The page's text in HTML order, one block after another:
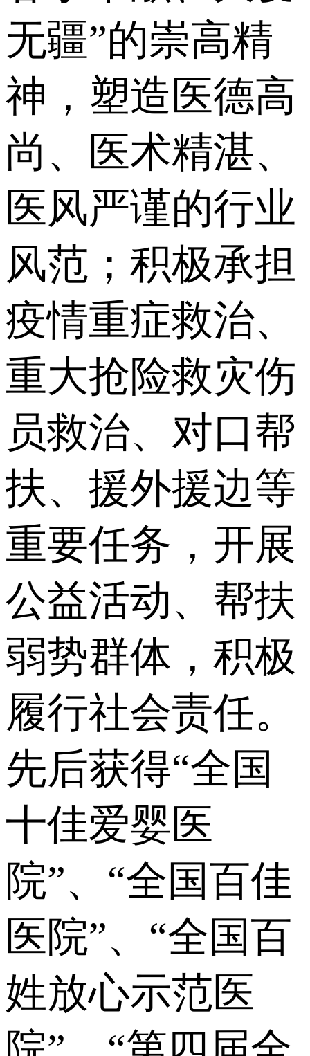
无疆”的崇高精
神，塑造医德高
尚、医术精湛、
医风严谨的行业
风范；积极承担
疫情重症救治、
重大抢险救灾伤
员救治、对口帮
扶、援外援边等
重要任务，开展
公益活动、帮扶
弱势群体，积极
履行社会责任。
先后获得“全国
十佳爱婴医
院”、“全国百佳
医院”、“全国百
姓放心示范医